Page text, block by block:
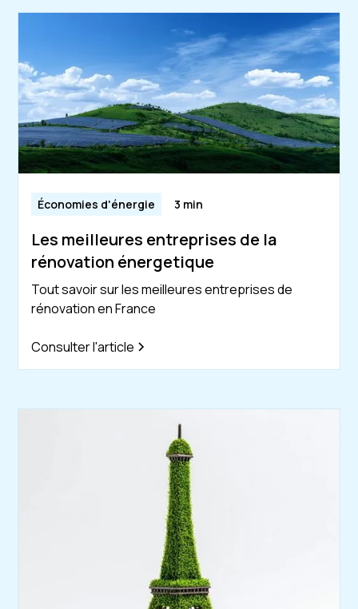
Économies d'énergie 3 min
Les meilleures entreprises de la
rénovation énergetique
Tout savoir sur les meilleures entreprises de
rénovation en France
Consulter l'article